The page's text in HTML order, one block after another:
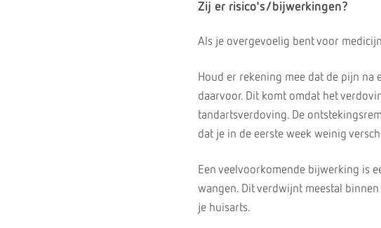
Zij er risico's/bijwerkingen?
Als je overgevoelig bent voor
Houd er rekening mee dat de pijn na
daarvoor. Dit komt omdat het
tandartsverdoving. De
dat je in de eerste week weinig
Een veelvoorkomende bijwerking is
wangen. Dit verdwijnt meestal
je huisarts.